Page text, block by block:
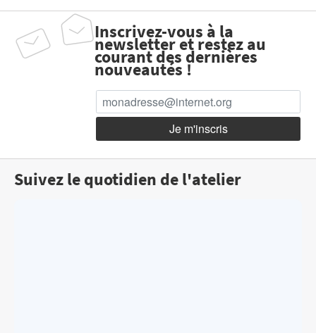
Inscrivez-vous à la
newsletter et restez au
courant des dernières
nouveautés !
Suivez le quotidien de l'atelier